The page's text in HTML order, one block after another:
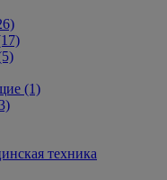
(1)
техника